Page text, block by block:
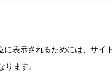
表示されるためには、サイ
ります。